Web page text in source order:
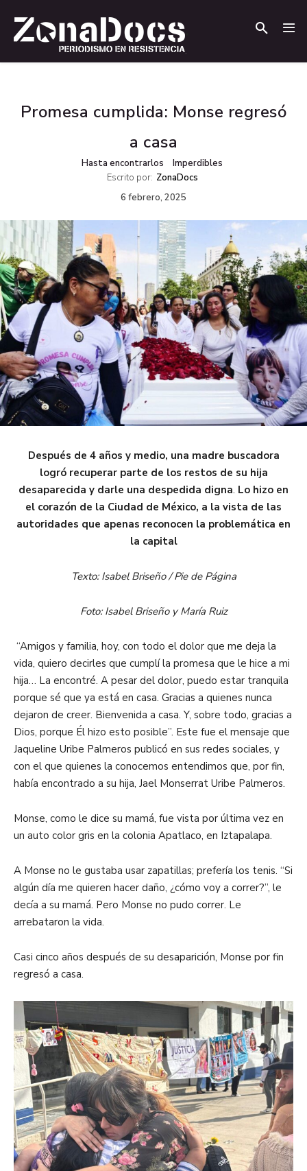
Promesa cumplida: Monse regresó
a casa
Hasta encontrarlos
Imperdibles
Escrito por: ZonaDocs
6 febrero, 2025
Después de 4 años y medio, una madre buscadora
logró recuperar parte de los restos de su hija
desaparecida y darle una despedida digna. Lo hizo en
el corazón de la Ciudad de México, a la vista de las
autoridades que apenas reconocen la problemática en
la capital
Texto: Isabel Briseño / Pie de Página
Foto: Isabel Briseño y María Ruiz
“Amigos y familia, hoy, con todo el dolor que me deja la
vida, quiero decirles que cumplí la promesa que le hice a mi
hija… La encontré. A pesar del dolor, puedo estar tranquila
porque sé que ya está en casa. Gracias a quienes nunca
dejaron de creer. Bienvenida a casa. Y, sobre todo, gracias a
Dios, porque Él hizo esto posible”. Este fue el mensaje que
Jaqueline Uribe Palmeros publicó en sus redes sociales, y
con el que quienes la conocemos entendimos que, por fin,
había encontrado a su hija, Jael Monserrat Uribe Palmeros.
Monse, como le dice su mamá, fue vista por última vez en
un auto color gris en la colonia Apatlaco, en Iztapalapa.
A Monse no le gustaba usar zapatillas; prefería los tenis. “Si
algún día me quieren hacer daño, ¿cómo voy a correr?”, le
decía a su mamá. Pero Monse no pudo correr. Le
arrebataron la vida.
Casi cinco años después de su desaparición, Monse por fin
regresó a casa.